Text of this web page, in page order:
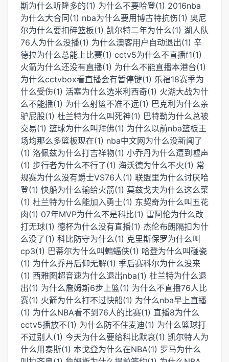
斯为什么听隆多的(1) 为什么不要哈登(1) 2016nba
为什么大合同(1) nba为什么要用博古特抗伤(1) 奥尼
尔为什么要扣碎篮板(1) 凯尔特二年为什么(1) 湖人队
76人为什么没播(1) 为什么澳客用户自动退出(1) 辛
德拉为什么总能上比赛(1) cctv5为什么不直播f1(1)
火箭为什么还没有直播(1) 为什么不能直播本港台(1)
为什么cctvbox看直播会有暂停键(1) 乐福18赛季为
什么受伤(1) 活塞为什么选米利西奇(1) 火湖大战为什
么不能播(1) 为什么射篮不准不远(1) 巴克利为什么亲
驴屁股(1) 杜兰特为什么叫死神(1) 巴特勒为什么总被
交易(1) 篮球为什么叫拜佛(1) 为什么以前nba篮板王
场均那么多篮板现在(1) nba中文网为什么没新闻了
(1) 洛佩兹为什么打吉祥物(1) 小乔丹为什么遭到嘘声
(1) 步行者为什么不行了(1) 海沃德为什么不火(1) 常
规赛为什么没有爵士VS76人(1) 联盟里为什么讨厌哈
登(1) 快船为什么输给火箭(1) 莫兹戈夫为什么这么菜
(1) 杜兰特为什么能加入勇士(1) 东契奇为什么叫五花
肉(1) 07年MVP为什么不是科比(1) 雷阿伦为什么改
打无球(1) 德杯为什么没有直播(1) 杰伦布朗隔扣为什
么没了(1) 科比防守为什么(1) 克里斯保罗为什么叫
cp3(1) 巴蒂尔为什么叫蝙蝠侠(1) 哈登为什么叫碰瓷
(1) 为什么乔丹后仰无解(1) 季后赛科尔为什么没来
(1) 西雅图超音速为什么退出nba(1) 杜兰特为什么退
出(1) 为什么詹姆斯6步上篮(1) 为什么不直播76人比
赛(1) 火箭为什么打不过快船(1) 为什么nba早上直播
(1) 为什么NBA看不到76人的比赛(1) 直播8为什么
cctv5播放不(1) 为什么防不住麦迪(1) 为什么篮球打
不过别人(1) 今天为什么要给科比默哀(1) 凯尔特人为
什么用泰斯(1) 本戈登为什么在NBA(1) 罗马为什么